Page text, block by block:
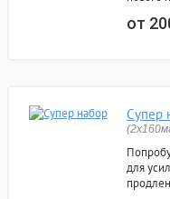
от
Супер
для